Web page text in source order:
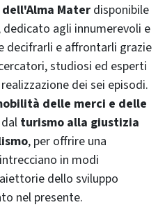
Materdisponibile
dedicato agli innumerevoli e
decifrarli e affrontarli grazie
studiosi ed esperti
dei sei episodi.
delle merci e delle
turismo alla giustizia
, per offrire una
in modi
dello sviluppo
nel presente.